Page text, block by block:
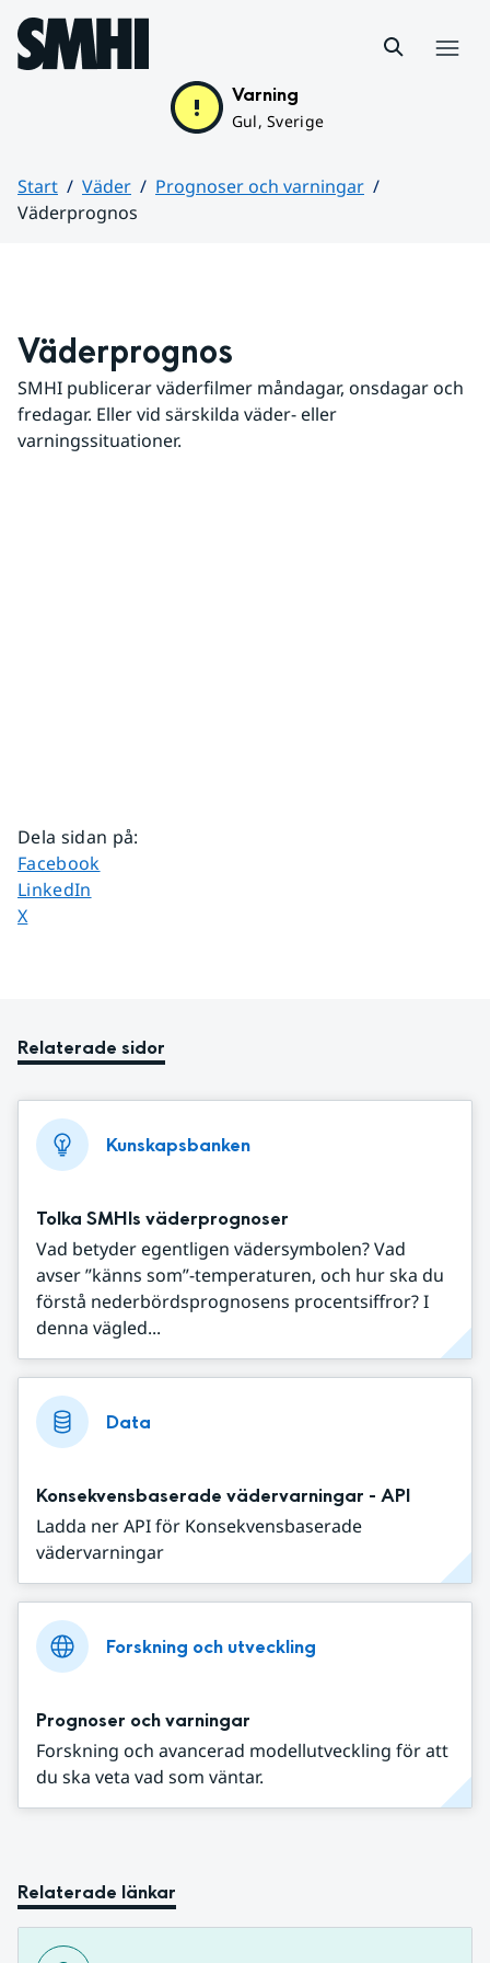
Hoppa till sidans innehåll
Varning
Gul, Sverige
Start Väder
Prognoser och varningar
Väderprognos
Väderprognos
SMHI publicerar väderfilmer måndagar, onsdagar och
fredagar. Eller vid särskilda väder- eller
varningssituationer.
Dela sidan på:
Dela sidan på
Facebook
Dela sidan på
LinkedIn
Dela sidan på
X
Relaterade sidor
Kunskapsbanken
Tolka SMHIs väderprognoser
Vad betyder egentligen vädersymbolen? Vad
avser ”känns som”-temperaturen, och hur ska du
förstå nederbördsprognosens procentsiffror? I
denna vägled...
Data
Konsekvensbaserade vädervarningar - API
Ladda ner API för Konsekvensbaserade
vädervarningar
Forskning och utveckling
Prognoser och varningar
Forskning och avancerad modellutveckling för att
du ska veta vad som väntar.
Relaterade länkar